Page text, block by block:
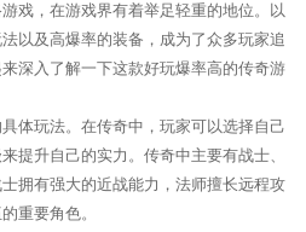
戏，在游戏界有着举足轻重的地位。以
以及高爆率的装备，成为了众多玩家追
深入了解一下这款好玩爆率高的传奇游
体玩法。在传奇中，玩家可以选择自己
提升自己的实力。传奇中主要有战士、
拥有强大的近战能力，法师擅长远程攻
重要角色。